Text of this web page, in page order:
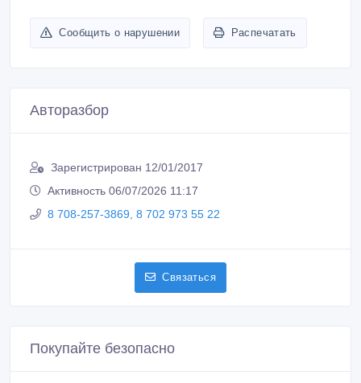
Сообщить о нарушении Распечатать
Авторазбор
Зарегистрирован 12/01/2017
Активность 06/07/2026 11:17
8 708-257-3869, 8 702 973 55 22
Связаться
Покупайте безопасно